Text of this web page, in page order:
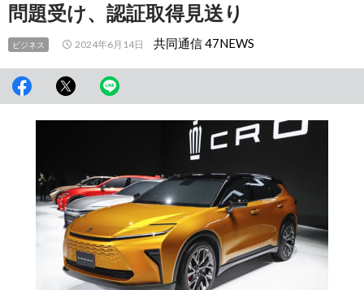
問題受け、認証取得見送り
ビジネス 2024年6月14日 共同通信 47NEWS